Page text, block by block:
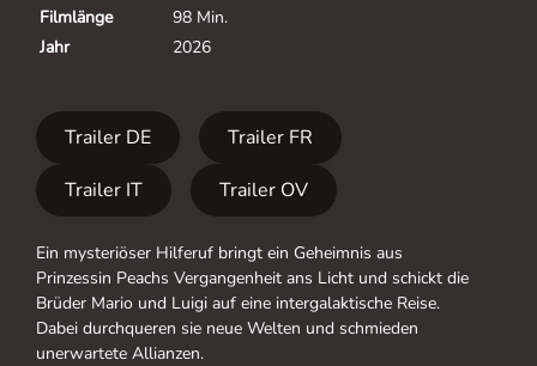
Filmlänge
98 Min.
Jahr
2026
Trailer DE
Trailer FR
Trailer IT
Trailer OV
Ein mysteriöser Hilferuf bringt ein Geheimnis aus
Prinzessin Peachs Vergangenheit ans Licht und schickt die
Brüder Mario und Luigi auf eine intergalaktische Reise.
Dabei durchqueren sie neue Welten und schmieden
unerwartete Allianzen.